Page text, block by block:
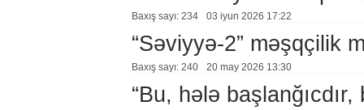
Baxış sayı: 234 03 i̇yun 2026 17:22
“Səviyyə-2” məşqçilik
Baxış sayı: 240 20 may 2026 13:30
“Bu, hələ